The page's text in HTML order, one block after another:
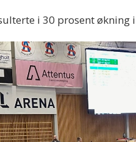
i 30 prosent økning